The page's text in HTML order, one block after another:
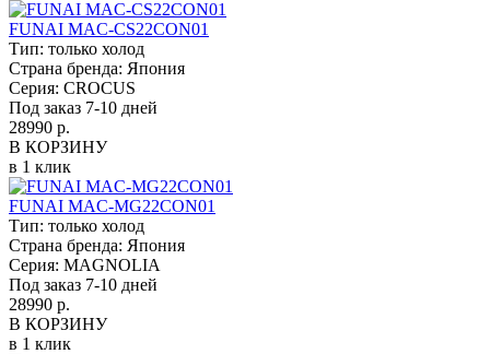
FUNAI MAC-CS22CON01
Тип: только холод
Страна бренда: Япония
Серия: CROCUS
Под заказ 7-10 дней
28990 р.
В КОРЗИНУ
в 1 клик
FUNAI MAC-MG22CON01
Тип: только холод
Страна бренда: Япония
Серия: MAGNOLIA
Под заказ 7-10 дней
28990 р.
В КОРЗИНУ
в 1 клик